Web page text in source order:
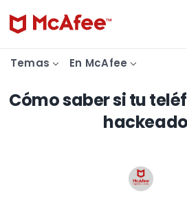
Temas En McAfee
Cómo saber si tu
hackeado